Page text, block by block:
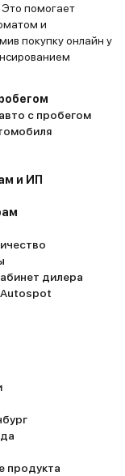
помогает
и
покупку онлайн у
с пробегом
и ИП
дилера
Autospot
продукта